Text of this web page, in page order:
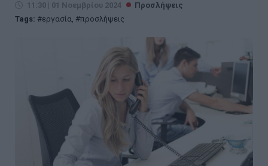
11:30 | 01 Νοεμβρίου 2024
Προσλήψεις
Tags:
εργασία, προσλήψεις